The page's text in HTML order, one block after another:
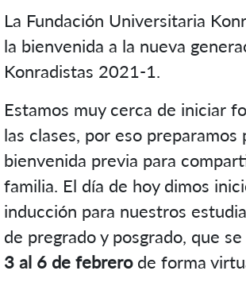
La Fundación Universitaria
la bienvenida a la nueva
Konradistas 2021-1.
Estamos muy cerca de iniciar
las clases, por eso preparamos
bienvenida previa para
familia. El día de hoy dimos
inducción para nuestros
de pregrado y posgrado, que
3 al 6 de febrerode forma